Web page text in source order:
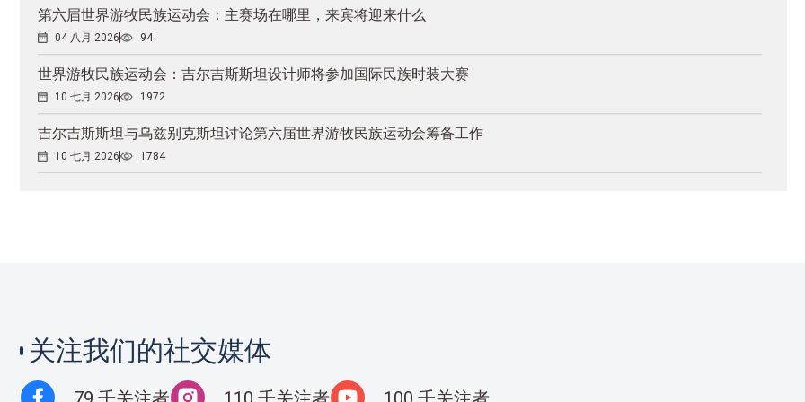
第六届世界游牧民族运动会：主赛场在哪里，来宾将迎来什么
04 八月 2026 94
世界游牧民族运动会：吉尔吉斯斯坦设计师将参加国际民族时装大赛
10 七月 2026 1972
吉尔吉斯斯坦与乌兹别克斯坦讨论第六届世界游牧民族运动会筹备工作
10 七月 2026 1784
关注我们的社交媒体